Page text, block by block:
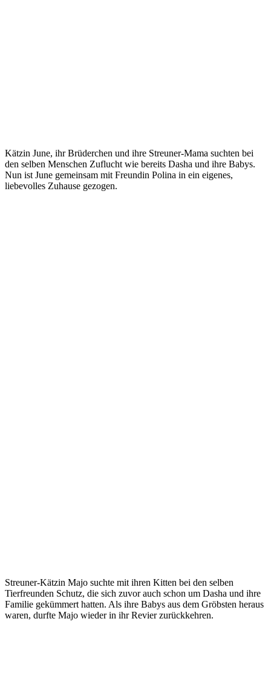
Kätzin June, ihr Brüderchen und ihre Streuner-Mama suchten bei
den selben Menschen Zuflucht wie bereits Dasha und ihre Babys.
Nun ist June gemeinsam mit Freundin Polina in ein eigenes,
liebevolles Zuhause gezogen.
Streuner-Kätzin Majo suchte mit ihren Kitten bei den selben
Tierfreunden Schutz, die sich zuvor auch schon um Dasha und ihre
Familie gekümmert hatten. Als ihre Babys aus dem Gröbsten heraus
waren, durfte Majo wieder in ihr Revier zurückkehren.